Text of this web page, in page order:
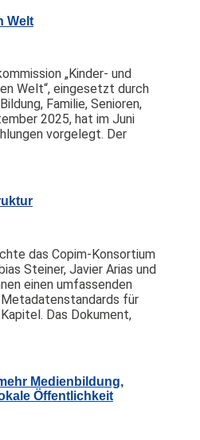
Welt
„Kinder- und
Welt“, eingesetzt durch
Familie, Senioren,
2025, hat im Juni
vorgelegt. Der
das Copim-Konsortium
Steiner, Javier Arias und
einen umfassenden
für
Das Dokument,
Medienbildung,
Öffentlichkeit